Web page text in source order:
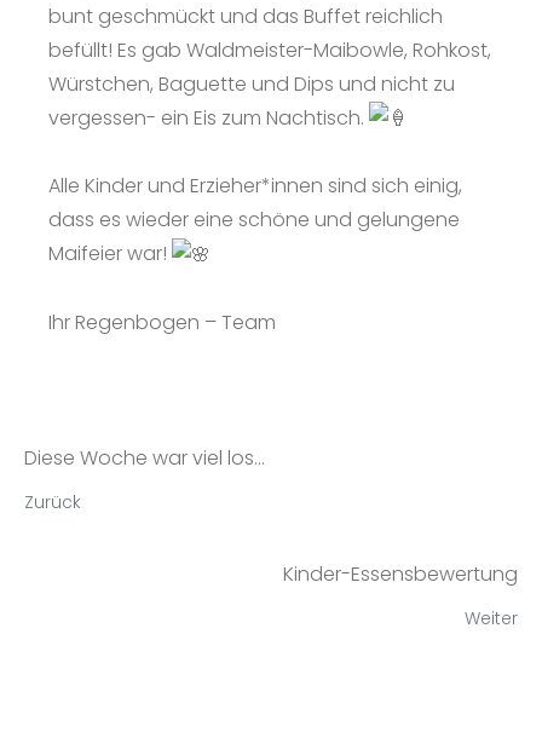
bunt geschmückt und das Buffet reichlich
befüllt! Es gab Waldmeister-Maibowle, Rohkost,
Würstchen, Baguette und Dips und nicht zu
vergessen- ein Eis zum Nachtisch.
Alle Kinder und Erzieher*innen sind sich einig,
dass es wieder eine schöne und gelungene
Maifeier war!
Ihr Regenbogen – Team
Diese Woche war viel los...
Zurück
Kinder-Essensbewertung
Weiter